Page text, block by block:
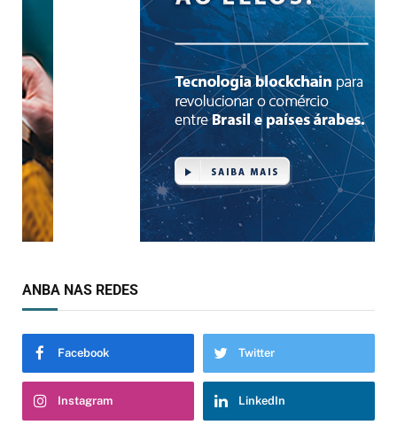
ANBA NAS REDES
Facebook Twitter
Instagram LinkedIn